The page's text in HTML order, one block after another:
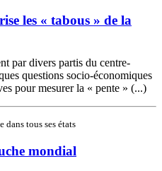
les « tabous » de la
par divers partis du centre-
questions socio-économiques
pour mesurer la « pente » (...)
tous ses états
mondial